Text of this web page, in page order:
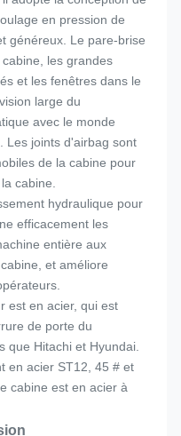
en pression de
généreux. Le pare-brise
les grandes
et les fenêtres dans le
large du
avec le monde
Les joints d'airbag sont
de la cabine pour
cabine.
hydraulique pour
efficacement les
entière aux
et améliore
est en acier, qui est
de porte du
que Hitachi et Hyundai.
en acier ST12, 45 # et
cabine est en acier à